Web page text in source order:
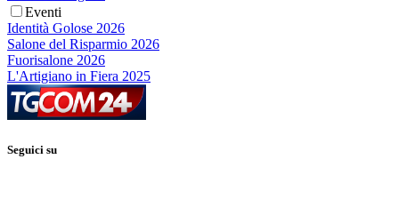
Eventi
Identità Golose 2026
Salone del Risparmio 2026
Fuorisalone 2026
L'Artigiano in Fiera 2025
Seguici su